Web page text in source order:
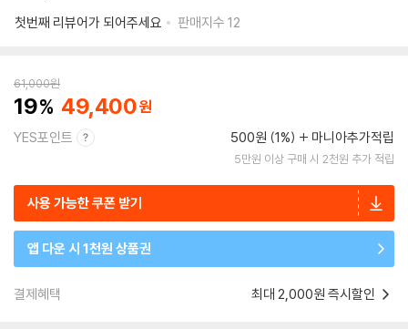
첫번째 리뷰어가 되어주세요
판매지수 12
61,000원
19 49,400
YES포인트 500원 (1%) 마니아추가적립
5만원 이상 구매 시 2천원 추가 적립
사용 가능한 쿠폰 받기
앱 다운 시 1천원 상품권
결제혜택 최대 2,000원 즉시할인